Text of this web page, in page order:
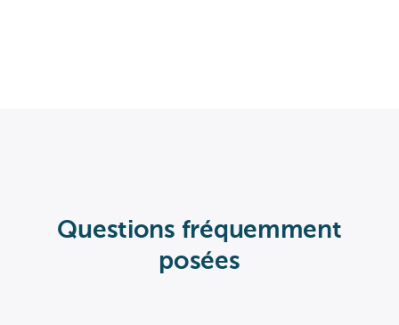
Questions fréquemment
posées